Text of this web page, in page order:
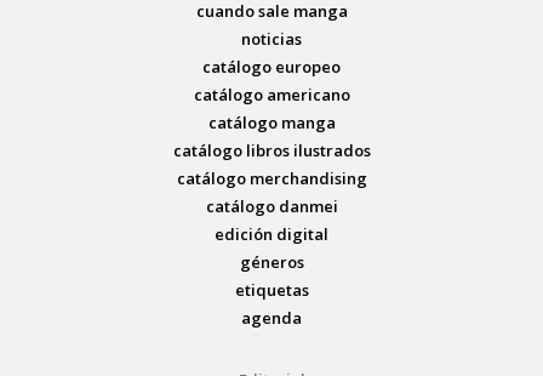
cuando sale manga
noticias
catálogo europeo
catálogo americano
catálogo manga
catálogo libros ilustrados
catálogo merchandising
catálogo danmei
edición digital
géneros
etiquetas
agenda